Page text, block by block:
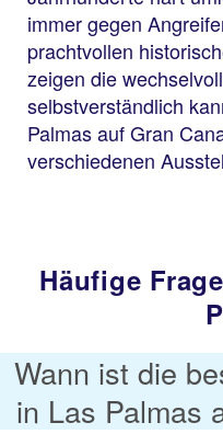
immer gegen
prachtvollen
zeigen die
selbstverständlich
Palmas auf Gran
verschiedenen
Häufige
Wann ist die
in Las Palmas